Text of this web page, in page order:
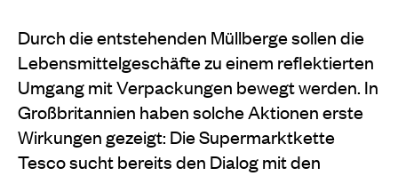
Durch die entstehenden Müllberge sollen die
Lebensmittelgeschäfte zu einem reflektierten
Umgang mit Verpackungen bewegt werden. In
Großbritannien haben solche Aktionen erste
Wirkungen gezeigt: Die Supermarktkette
Tesco sucht bereits den Dialog mit den